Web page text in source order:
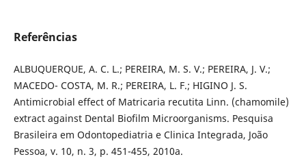
Referências
ALBUQUERQUE, A. C. L.; PEREIRA, M. S. V.; PEREIRA, J. V.;
MACEDO- COSTA, M. R.; PEREIRA, L. F.; HIGINO J. S.
Antimicrobial effect of Matricaria recutita Linn. (chamomile)
extract against Dental Biofilm Microorganisms. Pesquisa
Brasileira em Odontopediatria e Clinica Integrada, João
Pessoa, v. 10, n. 3, p. 451-455, 2010a.